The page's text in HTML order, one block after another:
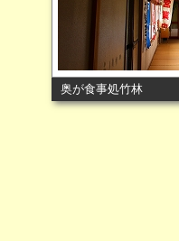
奥が食事処竹林